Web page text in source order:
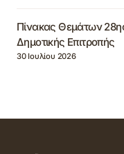
Πίνακας Θεμάτων
Δημοτικής Επιτροπής
30 Ιουλίου 2026